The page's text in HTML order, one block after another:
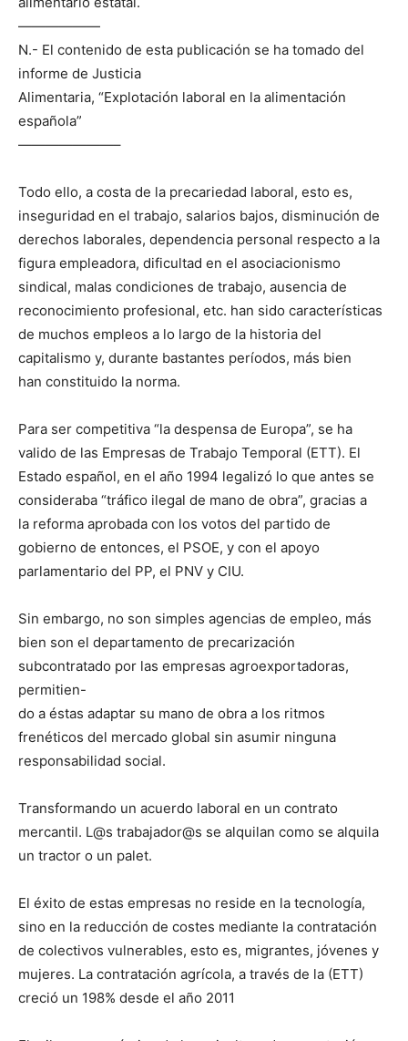
——————
N.- El contenido de esta publicación se ha tomado del
informe de Justicia
Alimentaria, “Explotación laboral en la alimentación
española”
———————–
Todo ello, a costa de la precariedad laboral, esto es,
inseguridad en el trabajo, salarios bajos, disminución de
derechos laborales, dependencia personal respecto a la
figura empleadora, dificultad en el asociacionismo
sindical, malas condiciones de trabajo, ausencia de
reconocimiento profesional, etc. han sido características
de muchos empleos a lo largo de la historia del
capitalismo y, durante bastantes períodos, más bien
han constituido la norma.
Para ser competitiva “la despensa de Europa”, se ha
valido de las Empresas de Trabajo Temporal (ETT). El
Estado español, en el año 1994 legalizó lo que antes se
consideraba “tráfico ilegal de mano de obra”, gracias a
la reforma aprobada con los votos del partido de
gobierno de entonces, el PSOE, y con el apoyo
parlamentario del PP, el PNV y CIU.
Sin embargo, no son simples agencias de empleo, más
bien son el departamento de precarización
subcontratado por las empresas agroexportadoras,
permitien-
do a éstas adaptar su mano de obra a los ritmos
frenéticos del mercado global sin asumir ninguna
responsabilidad social.
Transformando un acuerdo laboral en un contrato
mercantil. L@s trabajador@s se alquilan como se alquila
un tractor o un palet.
El éxito de estas empresas no reside en la tecnología,
sino en la reducción de costes mediante la contratación
de colectivos vulnerables, esto es, migrantes, jóvenes y
mujeres. La contratación agrícola, a través de la (ETT)
creció un 198% desde el año 2011